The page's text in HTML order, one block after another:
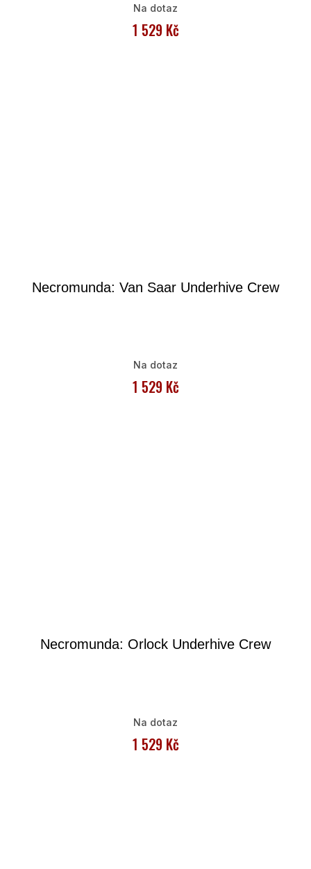
Na dotaz
1 529 Kč
Necromunda: Van Saar Underhive Crew
Na dotaz
1 529 Kč
Necromunda: Orlock Underhive Crew
Na dotaz
1 529 Kč